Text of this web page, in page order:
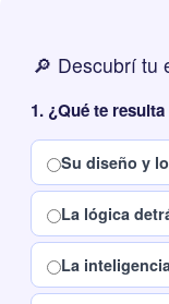
🔎 Descubrí tu
1. ¿Qué te
Su diseño y
La lógica
La